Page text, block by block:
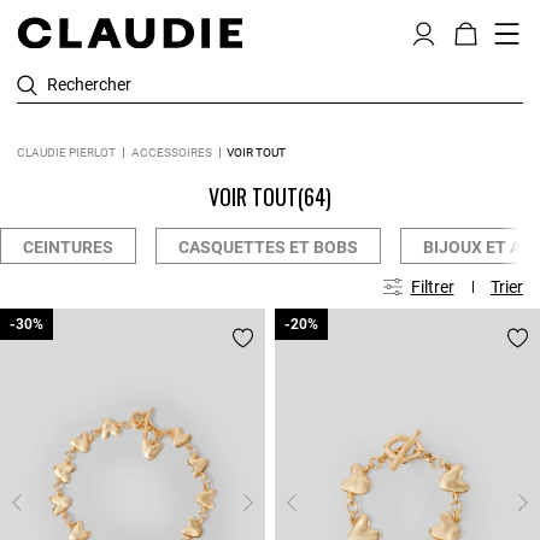
Rechercher
CLAUDIE PIERLOT ACCESSOIRES VOIR TOUT
VOIR TOUT(64)
CEINTURES CASQUETTES ET BOBS BIJOUX ET
Filtrer Trier
-30%
-30% -20%
-20%